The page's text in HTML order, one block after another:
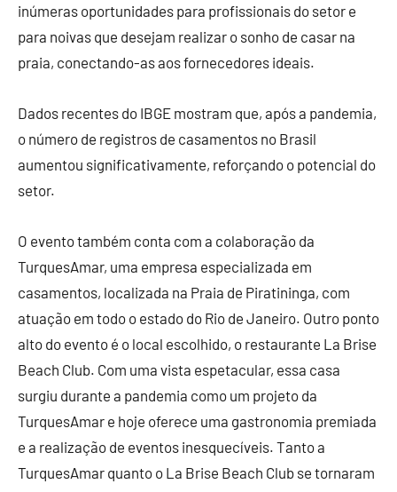
inúmeras oportunidades para profissionais do setor e
para noivas que desejam realizar o sonho de casar na
praia, conectando-as aos fornecedores ideais.
Dados recentes do IBGE mostram que, após a pandemia,
o número de registros de casamentos no Brasil
aumentou significativamente, reforçando o potencial do
setor.
O evento também conta com a colaboração da
TurquesAmar, uma empresa especializada em
casamentos, localizada na Praia de Piratininga, com
atuação em todo o estado do Rio de Janeiro. Outro ponto
alto do evento é o local escolhido, o restaurante La Brise
Beach Club. Com uma vista espetacular, essa casa
surgiu durante a pandemia como um projeto da
TurquesAmar e hoje oferece uma gastronomia premiada
e a realização de eventos inesquecíveis. Tanto a
TurquesAmar quanto o La Brise Beach Club se tornaram